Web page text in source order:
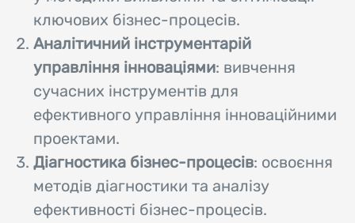
ключових бізнес-процесів.
Аналітичний інструментарій
управління інноваціями: вивчення
сучасних інструментів для
ефективного управління інноваційними
проектами.
Діагностика бізнес-процесів: освоєння
методів діагностики та аналізу
ефективності бізнес-процесів.